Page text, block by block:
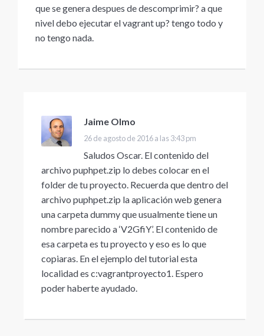
que se genera despues de descomprimir? a que
nivel debo ejecutar el vagrant up? tengo todo y
no tengo nada.
Jaime Olmo
26 de agosto de 2016 a las 3:43 pm
Saludos Oscar. El contenido del
archivo puphpet.zip lo debes colocar en el
folder de tu proyecto. Recuerda que dentro del
archivo puphpet.zip la aplicación web genera
una carpeta dummy que usualmente tiene un
nombre parecido a ‘V2GfiY’. El contenido de
esa carpeta es tu proyecto y eso es lo que
copiaras. En el ejemplo del tutorial esta
localidad es c:vagrantproyecto1. Espero
poder haberte ayudado.